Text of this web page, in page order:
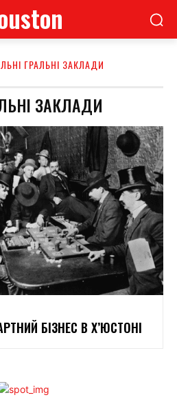
ГРАЛЬНІ ЗАКЛАДИ
ЗАКЛАДИ
БІЗНЕС В Х’ЮСТОНІ